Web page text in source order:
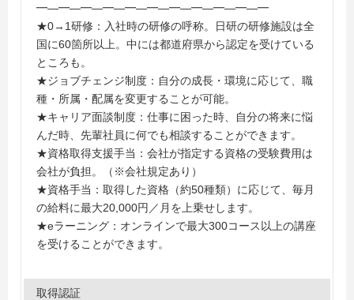
━―━―━―━―━―━―━―━―━―━―━
★0→1研修：入社時の研修の呼称。日研の研修施設は全
国に60箇所以上。中には都道府県から認定を受けている
ところも。
★ジョブチェンジ制度：自分の成長・環境に応じて、職
種・所属・配属を変更することが可能。
★キャリア面談制度：仕事に困った時、自分の将来に悩
んだ時、先輩社員に何でも相談することができます。
★資格取得支援手当：会社が指定する資格の受験費用は
会社が負担。（※会社規定あり）
★資格手当：取得した資格（約50種類）に応じて、毎月
の給料に最大20,000円／月を上乗せします。
★eラーニング：オンラインで最大300コース以上の講座
を受けることができます。
取得認証